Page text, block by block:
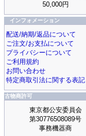
50,000円
インフォメーション
配送/納期/返品について
ご注文/お支払について
プライバシーについて
ご利用規約
お問い合わせ
特定商取引法に関する表記
古物商許可
東京都公安委員会
第30776508089号
事務機器商